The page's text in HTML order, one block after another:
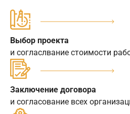
Выбор проекта
и согласлвание стоимости
Заключение договора
и согласование всех